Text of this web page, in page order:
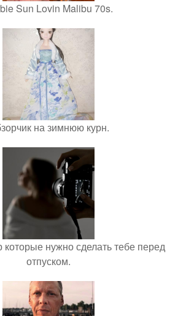
Sun Lovin Malibu 70s.
на зимнюю курн.
которые нужно сделать тебе перед
отпуском.